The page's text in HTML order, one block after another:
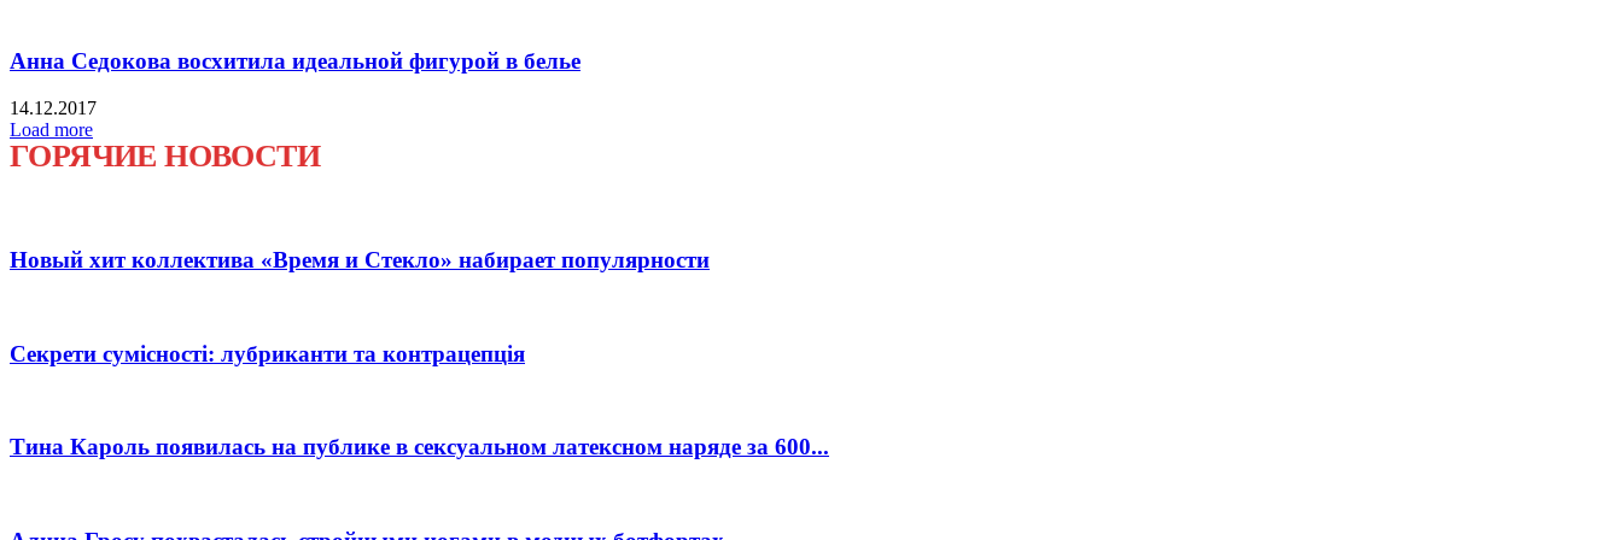
Анна Седокова восхитила идеальной фигурой в белье
14.12.2017
Load more
ГОРЯЧИЕ НОВОСТИ
Новый хит коллектива «Время и Стекло» набирает популярности
Секрети сумісності: лубриканти та контрацепція
Тина Кароль появилась на публике в сексуальном латексном наряде за 600...